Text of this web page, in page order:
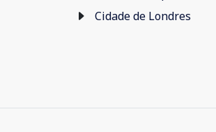
Cidade de Londres